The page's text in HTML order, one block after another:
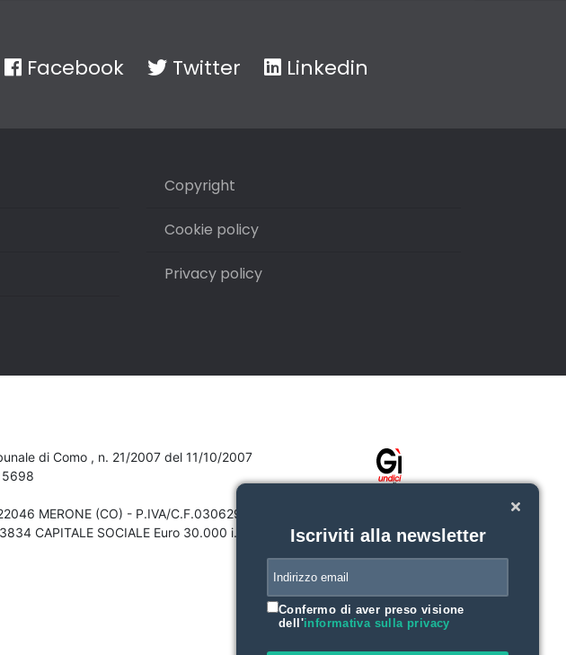
Facebook Twitter Linkedin
Copyright
Cookie policy
Privacy policy
di Como , n. 21/2007 del 11/10/2007
MERONE (CO) - P.IVA/C.F.03062910132
CAPITALE SOCIALE Euro 30.000 i.v.
Iscriviti alla newsletter
Confermo di aver preso visione
dell'informativa sulla privacy